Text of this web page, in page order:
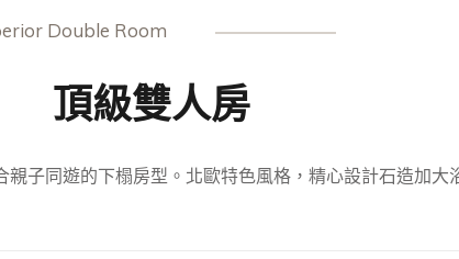
Double Room
頂級雙人房
子同遊的下榻房型。北歐特色風格，精心設計石造加大